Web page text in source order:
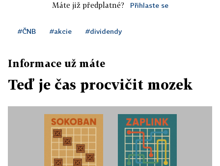
Máte již předplatné? Přihlaste se
#ČNB #akcie #dividendy
Informace už máte
Teď je čas procvičit mozek